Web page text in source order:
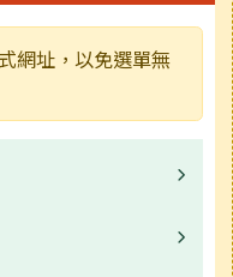
網址，以免選單無